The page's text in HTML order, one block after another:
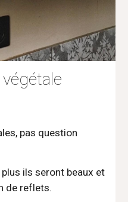
pas question
ils seront beaux et
de reflets.